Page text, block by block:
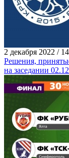
2 декабря 2022 /
Решения,
на заседании